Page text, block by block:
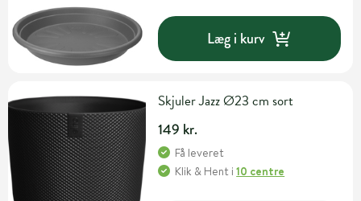
Læg i kurv
Skjuler Jazz Ø23 cm sort
149 kr.
Få leveret
Klik & Hent i10 centre